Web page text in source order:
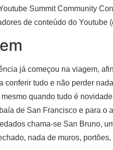
Summit Community
de conteúdo do Youtube (
já começou na viagem,
conferir tudo e não perder
quando tudo é
de San Francisco e para
chama-se San Bruno,
nada de muros,